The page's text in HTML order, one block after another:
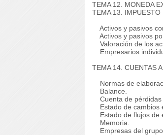
TEMA 12. MONEDA
TEMA 13. IMPUESTO
Activos y pasivos
Activos y pasivos
Valoración de los
Empresarios
TEMA 14. CUENTAS
Normas de
Balance.
Cuenta de pérdidas
Estado de cambios
Estado de flujos de
Memoria.
Empresas del